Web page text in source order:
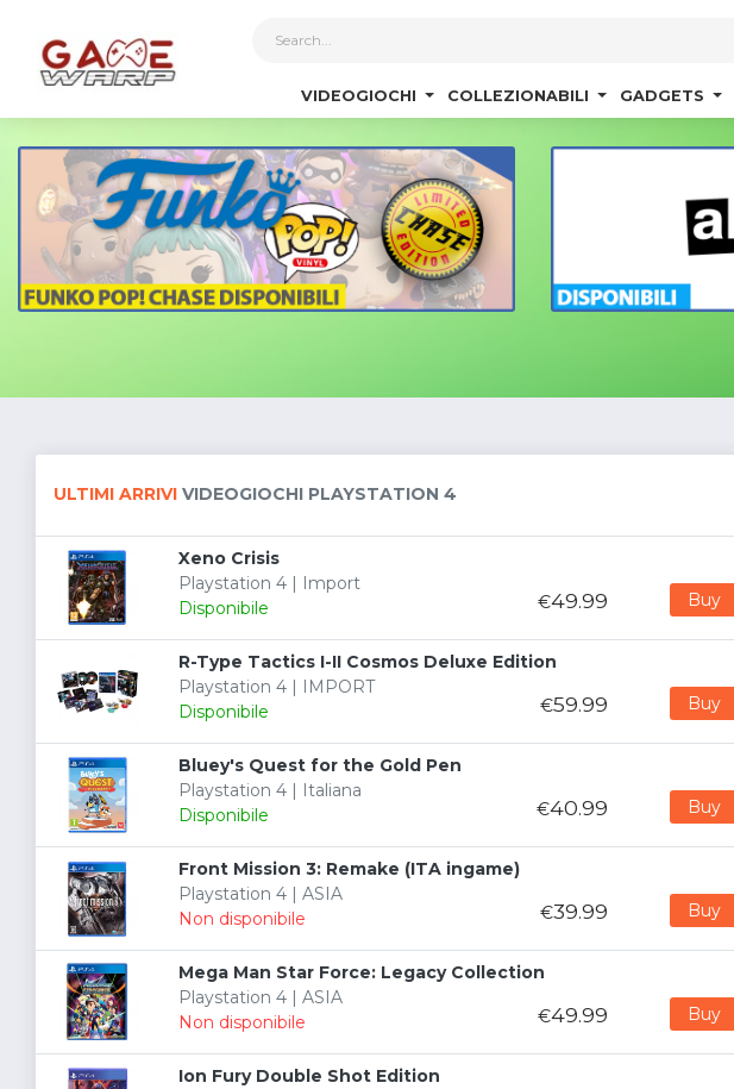
VIDEOGIOCHI COLLEZIONABILI GADGETS
ULTIMI ARRIVI VIDEOGIOCHI PLAYSTATION 4
Xeno Crisis
Playstation 4 | Import
Disponibile
€49.99 Buy
R-Type Tactics I-II Cosmos Deluxe Edition
Playstation 4 | IMPORT
Disponibile
€59.99 Buy
Bluey's Quest for the Gold Pen
Playstation 4 | Italiana
Disponibile
€40.99 Buy
Front Mission 3: Remake (ITA ingame)
Playstation 4 | ASIA
Non disponibile
€39.99 Buy
Mega Man Star Force: Legacy Collection
Playstation 4 | ASIA
Non disponibile
€49.99 Buy
Ion Fury Double Shot Edition